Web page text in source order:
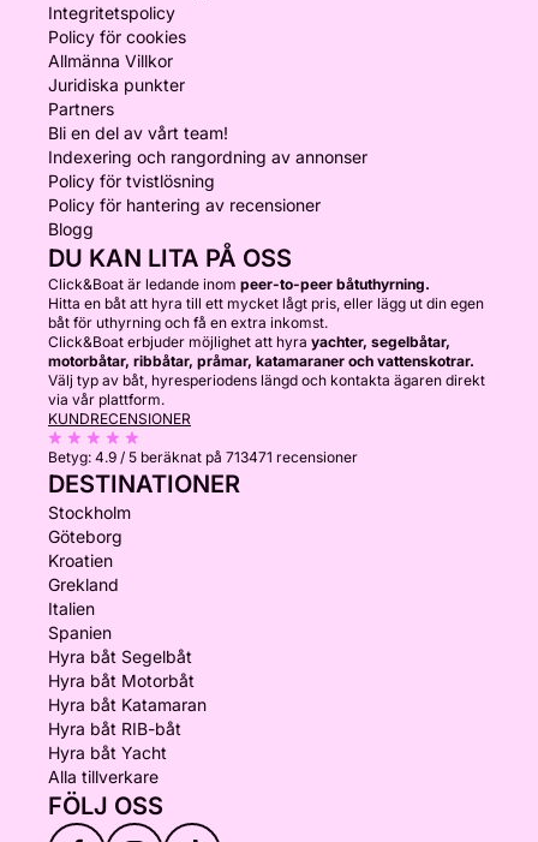
Integritetspolicy
Policy för cookies
Allmänna Villkor
Juridiska punkter
Partners
Bli en del av vårt team!
Indexering och rangordning av annonser
Policy för tvistlösning
Policy för hantering av recensioner
Blogg
DU KAN LITA PÅ OSS
Click&Boat är ledande inom peer-to-peer båtuthyrning.
Hitta en båt att hyra till ett mycket lågt pris, eller lägg ut din egen
båt för uthyrning och få en extra inkomst.
Click&Boat erbjuder möjlighet att hyra yachter, segelbåtar,
motorbåtar, ribbåtar, pråmar, katamaraner och vattenskotrar.
Välj typ av båt, hyresperiodens längd och kontakta ägaren direkt
via vår plattform.
KUNDRECENSIONER
Betyg: 4.9 / 5 beräknat på 713471 recensioner
DESTINATIONER
Stockholm
Göteborg
Kroatien
Grekland
Italien
Spanien
Hyra båt Segelbåt
Hyra båt Motorbåt
Hyra båt Katamaran
Hyra båt RIB-båt
Hyra båt Yacht
Alla tillverkare
FÖLJ OSS